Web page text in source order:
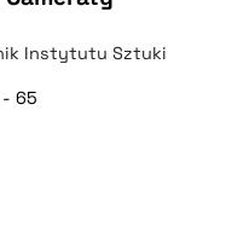
Instytutu Sztuki
- 65